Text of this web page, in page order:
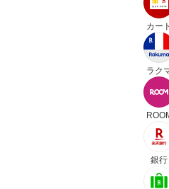
カー
ラク
銀行